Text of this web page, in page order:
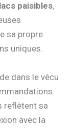
lacs paisibles,
sa propre
uniques.
dans le vécu
reflètent sa
avec la